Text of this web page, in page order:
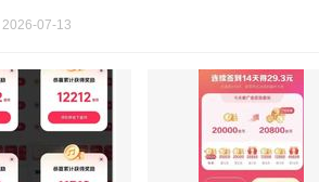
2026-07-13